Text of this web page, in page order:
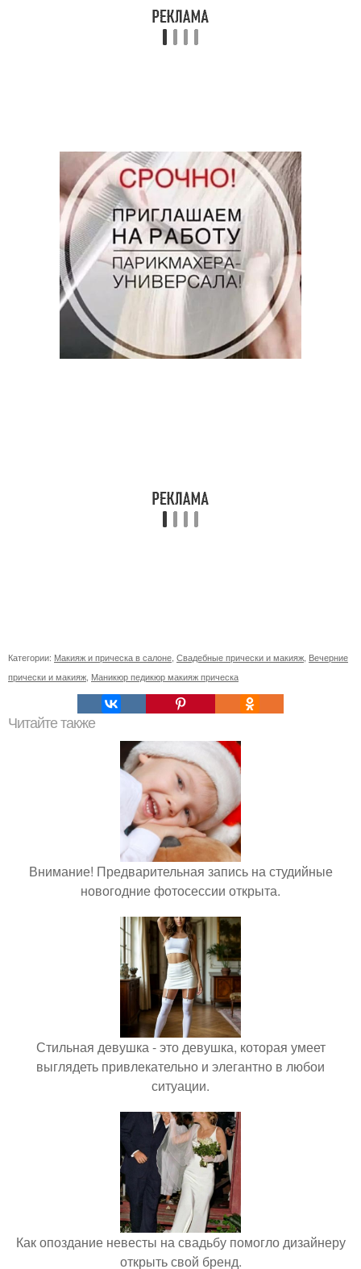
Категории: Макияж и прическа в салоне, Свадебные прически и макияж, Вечерние
прически и макияж, Маникюр педикюр макияж прическа
Читайте также
Внимание! Предварительная запись на студийные
новогодние фотосессии открыта.
Стильная девушка - это девушка, которая умеет
выглядеть привлекательно и элегантно в любои
ситуации.
Как опоздание невесты на свадьбу помогло дизайнеру
открыть свой бренд.